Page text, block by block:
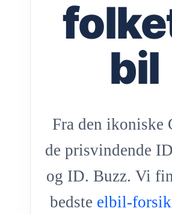
bil
Fra den ikoniske
de prisvindende
og ID. Buzz. Vi
bedste elbil-